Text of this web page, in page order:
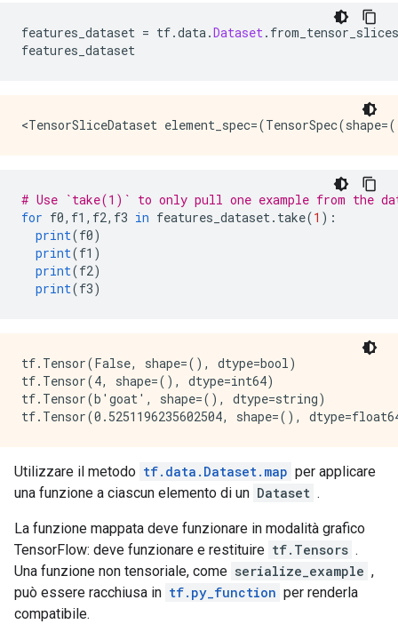
features_dataset = tf.data.Dataset. from_tensor_slices
features_dataset
# Use `take(1)` to only pull one example from the
for f0, f1 , f2, f3 in features_dataset. take(1 ):
print(f0)
print(f1 )
print(f2)
print(f3)
tf.Tensor(False, shape=(), dtype=bool)
tf.Tensor(4, shape=(), dtype=int64)
tf.Tensor(b'goat', shape=(), dtype=string)
Utilizzare il metodo tf.data.Dataset.map per applicare
una funzione a ciascun elemento di un Dataset .
La funzione mappata deve funzionare in modalità grafico
TensorFlow: deve funzionare e restituire tf.Tensors .
Una funzione non tensoriale, come serialize_example ,
può essere racchiusa in tf.py_function per renderla
compatibile.